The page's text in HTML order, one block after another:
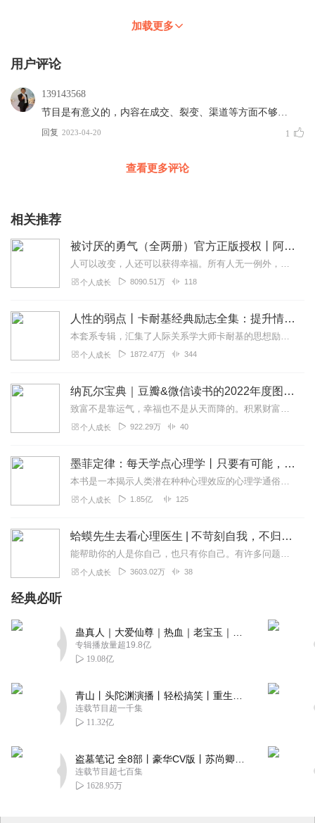
加载更多
用户评论
139143568
节目是有意义的，内容在成交、裂变、渠道等方面不够…
回复 2023-04-20 1
查看更多评论
相关推荐
被讨厌的勇气（全两册）官方正版授权丨阿德勒心理学畅销经典｜幸福的勇气
人可以改变，人还可以获得幸福。所有人无一例外，都能如此。——阿德勒心理学一名深陷自卑、无能与不幸福的青年，听到了一名哲人主张的“世界无比单纯，人人都能幸福”便来...
个人成长 8090.51万 118
人性的弱点丨卡耐基经典励志全集：提升情商和沟通技巧
本套系专辑，汇集了人际关系学大师卡耐基的思想励志精华，收录《人性的弱点》《人性的优点》《语言的突破》《美好的人生》《快乐的人生》等所有经典！是卡耐基的经典合辑，...
个人成长 1872.47万 344
纳瓦尔宝典｜豆瓣&微信读书的2022年度图书|从白手起家到财务自由
致富不是靠运气，幸福也不是从天而降的。积累财富和幸福生活是我们可以学习的技能。这本书收集整理了硅谷投资人纳瓦尔在过去十年里通过推特、播客和采访等方式分享的人生智...
个人成长 922.29万 40
墨菲定律：每天学点心理学丨只要有可能，就一定会发生
本书是一本揭示人类潜在种种心理效应的心理学通俗读物，其中最有代表性的即“墨菲定律”。与此同时，从自我认知、经济管理等方面入手，作者引出了数十条对现代人工作和生活...
个人成长 1.85亿 125
蛤蟆先生去看心理医生 | 不苛刻自我，不归咎原生家庭，承担人生责任，学会真正独立丨心理学心理咨询入门读物
能帮助你的人是你自己，也只有你自己。有许多问题需要你向自己发问。比如你能停止自我批判吗？你能对自己好一些吗？也许最重要的问题是，你能开始爱自己吗？书中金句一个...
个人成长 3603.02万 38
经典必听
专辑播放量超19.8亿
19.08亿
连载节目超一千集
11.32亿
连载节目超七百集
1628.95万